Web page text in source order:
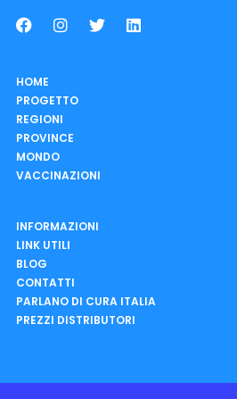
HOME
PROGETTO
REGIONI
PROVINCE
MONDO
VACCINAZIONI
INFORMAZIONI
LINK UTILI
BLOG
CONTATTI
PARLANO DI CURA ITALIA
PREZZI DISTRIBUTORI